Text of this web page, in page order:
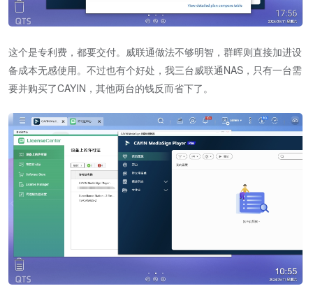
这个是专利费，都要交付。威联通做法不够明智，群晖则直接加进设
备成本无感使用。不过也有个好处，我三台威联通NAS，只有一台需
要并购买了CAYIN，其他两台的钱反而省下了。